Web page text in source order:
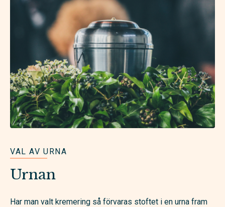
VAL AV URNA
Urnan
Har man valt kremering så förvaras stoftet i en urna fram